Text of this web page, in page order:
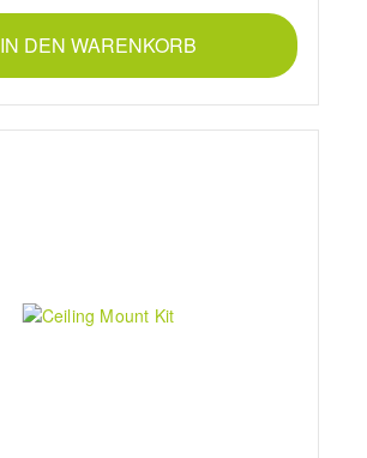
IN DEN WARENKORB